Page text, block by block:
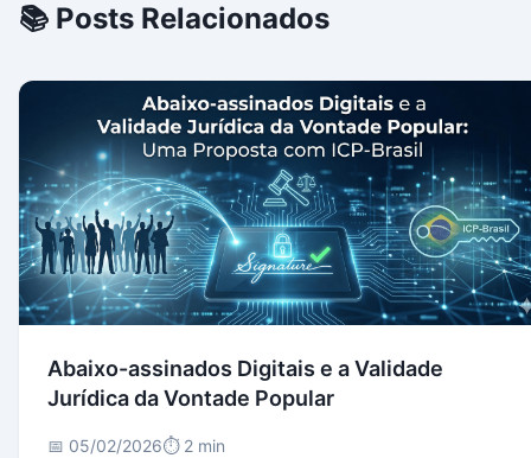
📚 Posts Relacionados
Abaixo-assinados Digitais e a Validade
Jurídica da Vontade Popular
📅 05/02/2026⏱️ 2 min